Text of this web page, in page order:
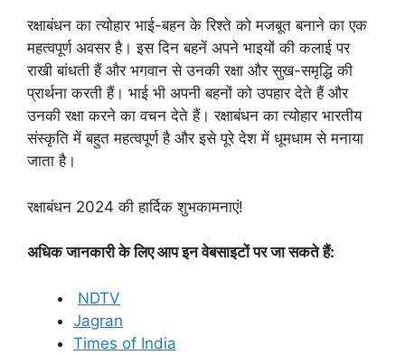
रक्षाबंधन का त्योहार भाई-बहन के रिश्ते को मजबूत बनाने का एक
महत्वपूर्ण अवसर है। इस दिन बहनें अपने भाइयों की कलाई पर
राखी बांधती हैं और भगवान से उनकी रक्षा और सुख-समृद्धि की
प्रार्थना करती हैं। भाई भी अपनी बहनों को उपहार देते हैं और
उनकी रक्षा करने का वचन देते हैं। रक्षाबंधन का त्योहार भारतीय
संस्कृति में बहुत महत्वपूर्ण है और इसे पूरे देश में धूमधाम से मनाया
जाता है।
रक्षाबंधन 2024 की हार्दिक शुभकामनाएं!
अधिक जानकारी के लिए आप इन वेबसाइटों पर जा सकते हैं:
NDTV
Jagran
Times of India